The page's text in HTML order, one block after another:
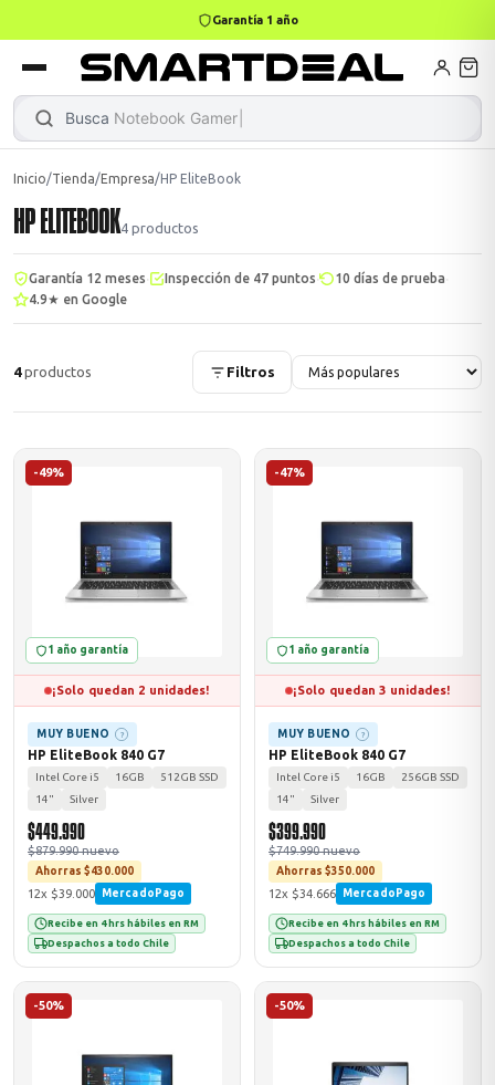
Garantía 1 año
Busca Notebook Gamer
Gamer
ACER
MacBook Air
→
→
Mini PC
→
Inicio/Tienda/Empresa/HP EliteBook
HP ELITEBOOK4 productos
Garantía 12 meses Inspección de 47 puntos 10 días de prueba
4.9★ en Google
4productos Filtros
-49%
1 año garantía
¡Solo quedan 2 unidades!
MUY BUENO ?
HP EliteBook 840 G7
Intel Core i5 16GB
512GB SSD
14"
Silver
$449.990
$879.990 nuevo
Ahorras $430.000
12x $39.000 MercadoPago
Recibe en 4 hrs hábiles en RM
Despachos a todo Chile
-47%
1 año garantía
¡Solo quedan 3 unidades!
MUY BUENO ?
HP EliteBook 840 G7
Intel Core i5 16GB
256GB SSD
14"
Silver
$399.990
$749.990 nuevo
Ahorras $350.000
12x $34.666 MercadoPago
Recibe en 4 hrs hábiles en RM
Despachos a todo Chile
-50% -50%